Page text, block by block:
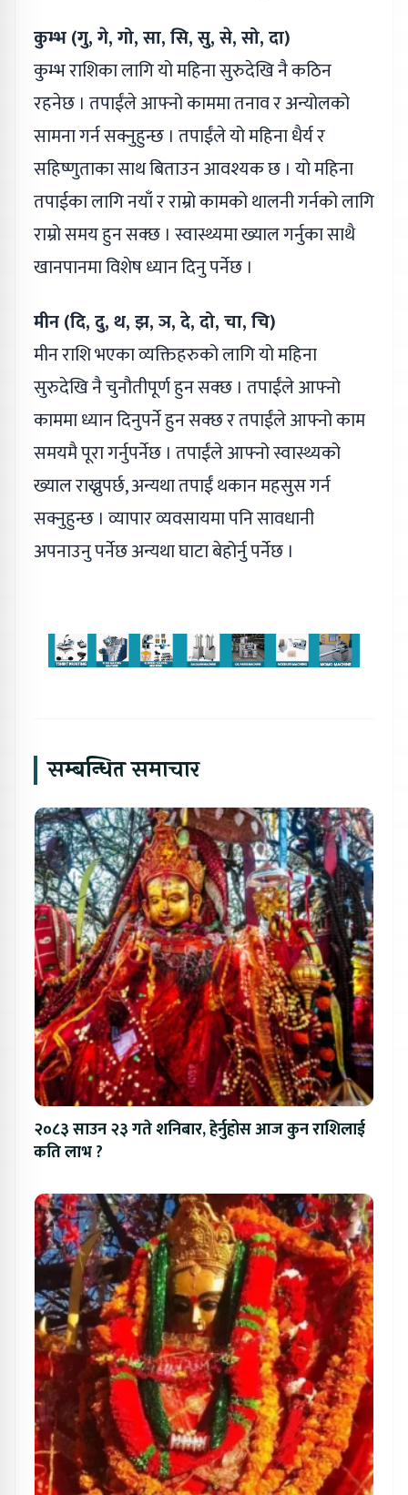
कुम्भ (गु, गे, गो, सा, सि, सु, से, सो, दा)
कुम्भ राशिका लागि यो महिना सुरुदेखि नै कठिन
रहनेछ । तपाईंले आफ्नो काममा तनाव र अन्योलको
सामना गर्न सक्नुहुन्छ । तपाईंले यो महिना धैर्य र
सहिष्णुताका साथ बिताउन आवश्यक छ । यो महिना
तपाईका लागि नयाँ र राम्रो कामको थालनी गर्नको लागि
राम्रो समय हुन सक्छ । स्वास्थ्यमा ख्याल गर्नुका साथै
खानपानमा विशेष ध्यान दिनु पर्नेछ ।
मीन (दि, दु, थ, झ, ञ, दे, दो, चा, चि)
मीन राशि भएका व्यक्तिहरुको लागि यो महिना
सुरुदेखि नै चुनौतीपूर्ण हुन सक्छ । तपाईंले आफ्नो
काममा ध्यान दिनुपर्ने हुन सक्छ र तपाईंले आफ्नो काम
समयमै पूरा गर्नुपर्नेछ । तपाईंले आफ्नो स्वास्थ्यको
ख्याल राख्नुपर्छ, अन्यथा तपाईं थकान महसुस गर्न
सक्नुहुन्छ । व्यापार व्यवसायमा पनि सावधानी
अपनाउनु पर्नेछ अन्यथा घाटा बेहोर्नु पर्नेछ ।
सम्बन्धित समाचार
२०८३ साउन २३ गते शनिबार, हेर्नुहोस आज कुन राशिलाई
कति लाभ ?